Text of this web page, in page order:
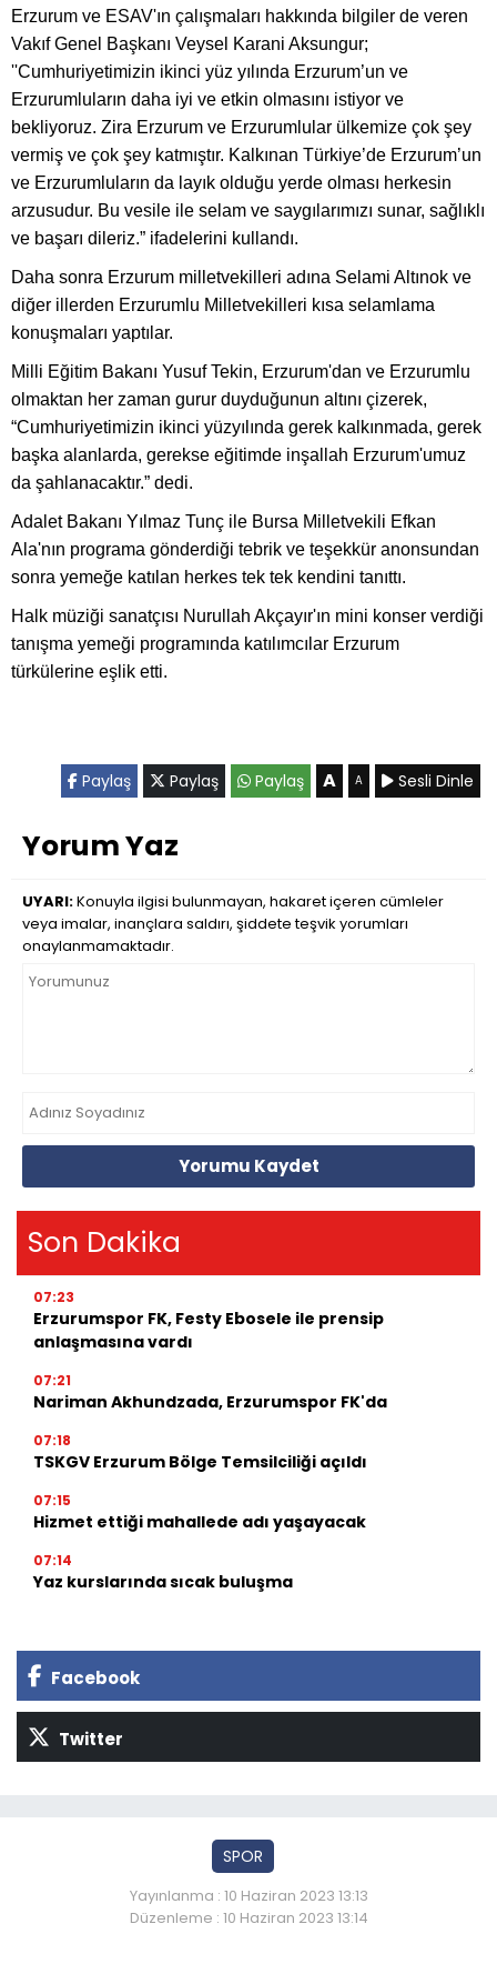
Erzurum ve ESAV'ın çalışmaları hakkında bilgiler de veren
Vakıf Genel Başkanı Veysel Karani Aksungur;
''Cumhuriyetimizin ikinci yüz yılında Erzurum’un ve
Erzurumluların daha iyi ve etkin olmasını istiyor ve
bekliyoruz. Zira Erzurum ve Erzurumlular ülkemize çok şey
vermiş ve çok şey katmıştır. Kalkınan Türkiye’de Erzurum’un
ve Erzurumluların da layık olduğu yerde olması herkesin
arzusudur. Bu vesile ile selam ve saygılarımızı sunar, sağlıklı
ve başarı dileriz.” ifadelerini kullandı.
Daha sonra Erzurum milletvekilleri adına Selami Altınok ve
diğer illerden Erzurumlu Milletvekilleri kısa selamlama
konuşmaları yaptılar.
Milli Eğitim Bakanı Yusuf Tekin, Erzurum'dan ve Erzurumlu
olmaktan her zaman gurur duyduğunun altını çizerek,
“Cumhuriyetimizin ikinci yüzyılında gerek kalkınmada, gerek
başka alanlarda, gerekse eğitimde inşallah Erzurum'umuz
da şahlanacaktır.” dedi.
Adalet Bakanı Yılmaz Tunç ile Bursa Milletvekili Efkan
Ala'nın programa gönderdiği tebrik ve teşekkür anonsundan
sonra yemeğe katılan herkes tek tek kendini tanıttı.
Halk müziği sanatçısı Nurullah Akçayır'ın mini konser verdiği
tanışma yemeği programında katılımcılar Erzurum
türkülerine eşlik etti.
Paylaş Paylaş Paylaş A A Sesli Dinle
Yorum Yaz
UYARI:Konuyla ilgisi bulunmayan, hakaret içeren cümleler
veya imalar, inançlara saldırı, şiddete teşvik yorumları
onaylanmamaktadır.
Yorumu Kaydet
Son Dakika
07:23
Erzurumspor FK, Festy Ebosele ile prensip
anlaşmasına vardı
07:21
Nariman Akhundzada, Erzurumspor FK'da
07:18
TSKGV Erzurum Bölge Temsilciliği açıldı
07:15
Hizmet ettiği mahallede adı yaşayacak
07:14
Yaz kurslarında sıcak buluşma
Facebook
Twitter
SPOR
Yayınlanma : 10 Haziran 2023 13:13
Düzenleme : 10 Haziran 2023 13:14